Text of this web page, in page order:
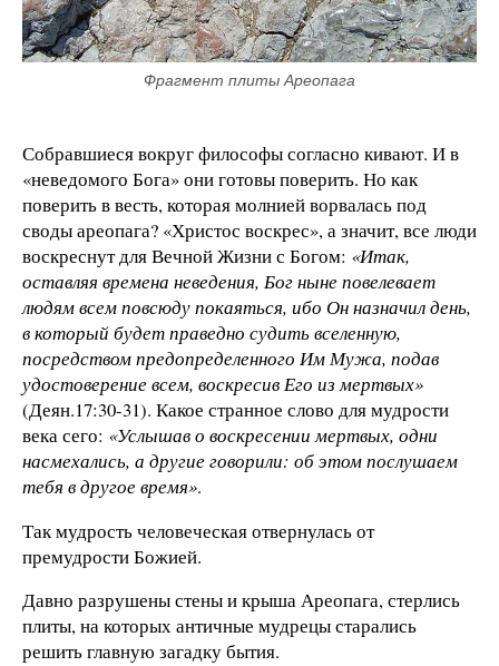
Фрагмент плиты Ареопага
Собравшиеся вокруг философы согласно кивают. И в
«неведомого Бога» они готовы поверить. Но как
поверить в весть, которая молнией ворвалась под
своды ареопага? «Христос воскрес», а значит, все люди
воскреснут для Вечной Жизни с Богом: «Итак,
оставляя времена неведения, Бог ныне повелевает
людям всем повсюду покаяться, ибо Он назначил день,
в который будет праведно судить вселенную,
посредством предопределенного Им Мужа, подав
удостоверение всем, воскресив Его из мертвых»
(Деян.17:30-31). Какое странное слово для мудрости
века сего: «Услышав о воскресении мертвых, одни
насмехались, а другие говорили: об этом послушаем
тебя в другое время».
Так мудрость человеческая отвернулась от
премудрости Божией.
Давно разрушены стены и крыша Ареопага, стерлись
плиты, на которых античные мудрецы старались
решить главную загадку бытия.